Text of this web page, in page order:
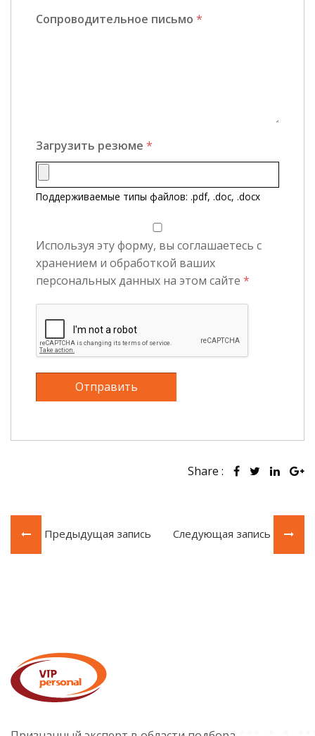
Сопроводительное письмо *
Загрузить резюме *
Поддерживаемые типы файлов: .pdf, .doc, .docx
Используя эту форму, вы соглашаетесь с
хранением и обработкой ваших
персональных данных на этом сайте *
Share :
Предыдущая запись Следующая запись